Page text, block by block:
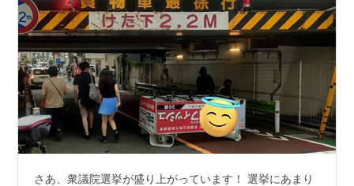
さあ、衆議院選挙が盛り上がっています！ 選挙にあまり